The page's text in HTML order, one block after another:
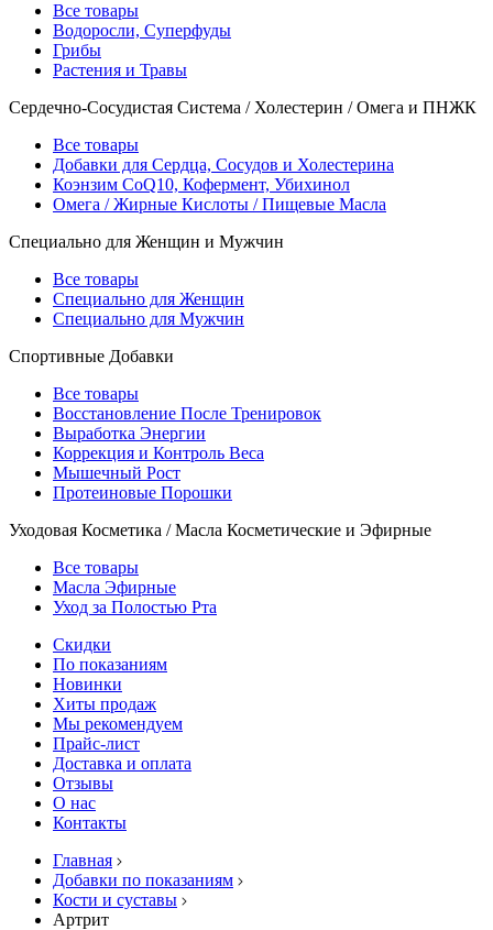
Все товары
Водоросли, Суперфуды
Грибы
Растения и Травы
Сердечно-Сосудистая Система / Холестерин / Омега и ПНЖК
Все товары
Добавки для Сердца, Сосудов и Холестерина
Коэнзим CoQ10, Кофермент, Убихинол
Омега / Жирные Кислоты / Пищевые Масла
Специально для Женщин и Мужчин
Все товары
Специально для Женщин
Специально для Мужчин
Спортивные Добавки
Все товары
Восстановление После Тренировок
Выработка Энергии
Коррекция и Контроль Веса
Мышечный Рост
Протеиновые Порошки
Уходовая Косметика / Масла Косметические и Эфирные
Все товары
Масла Эфирные
Уход за Полостью Рта
Скидки
По показаниям
Новинки
Хиты продаж
Мы рекомендуем
Прайс-лист
Доставка и оплата
Отзывы
О нас
Контакты
Главная
Добавки по показаниям
Кости и суставы
Артрит